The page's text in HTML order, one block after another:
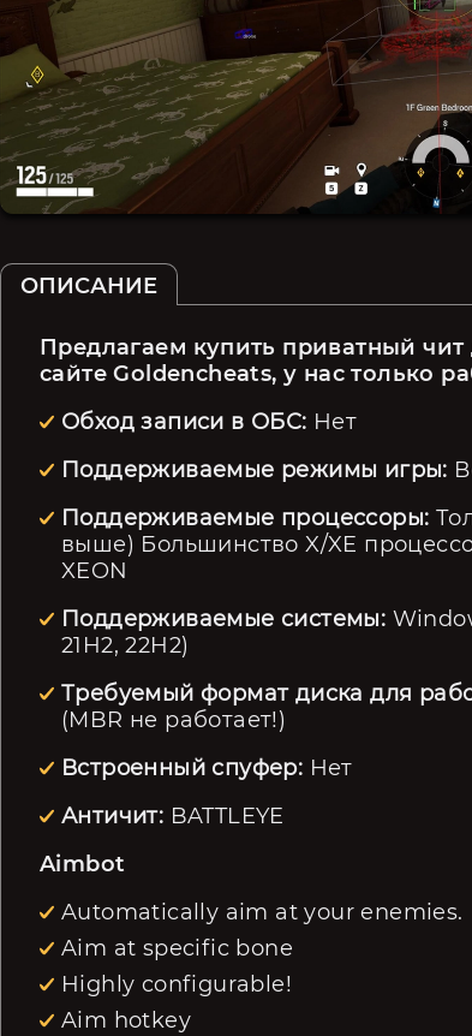
ОПИСАНИЕ
Предлагаем купить приватный
сайте Goldencheats, у нас только
Обход записи в ОБС: Нет
Поддерживаемые режимы игры:
Поддерживаемые процессоры:
выше) Большинство X/XE
XEON
Поддерживаемые системы:
21H2, 22H2)
Требуемый формат диска для
(MBR не работает!)
Встроенный спуфер: Нет
Античит: BATTLEYE
Aimbot
Automatically aim at your enemies.
Aim at specific bone
Highly configurable!
Aim hotkey